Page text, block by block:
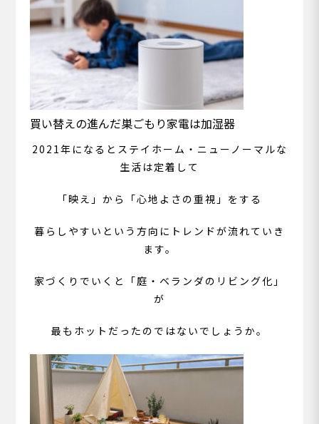
買い替えの進んだ巣ごもり家電は加湿器
2021年になるとステイホーム・ニューノーマルな
生活は定着して
「映え」から「心地よさの重視」をする
暮らしやすいという方向にトレンドが流れていき
ます。
家づくりでいくと「庭・ベランダのリビング化」
が
最もホットだったのではないでしょうか。